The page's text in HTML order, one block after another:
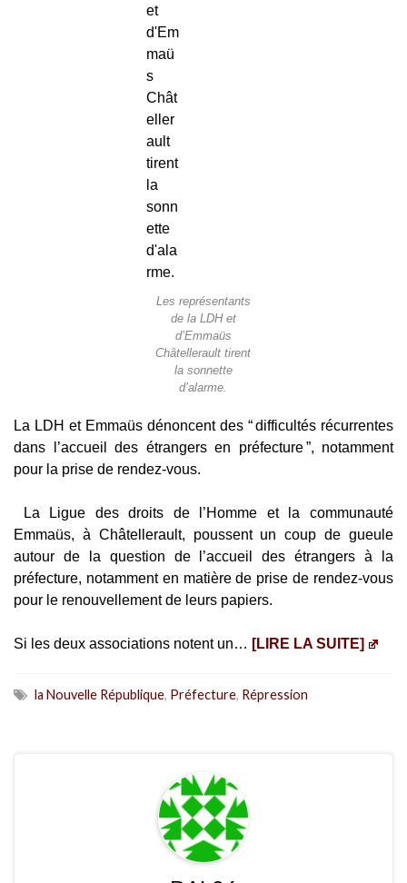
Les représentants
de la LDH et
d’Emmaüs
Châtellerault tirent
la sonnette
d’alarme.
La LDH et Emmaüs dénoncent des “ difficultés récurrentes
dans l’accueil des étrangers en préfecture ”, notamment
pour la prise de rendez-vous.
La Ligue des droits de l’Homme et la communauté
Emmaüs, à Châtellerault, poussent un coup de gueule
autour de la question de l’accueil des étrangers à la
préfecture, notamment en matière de prise de rendez-vous
pour le renouvellement de leurs papiers.
Si les deux associations notent un… [LIRE LA SUITE]
la Nouvelle République, Préfecture, Répression